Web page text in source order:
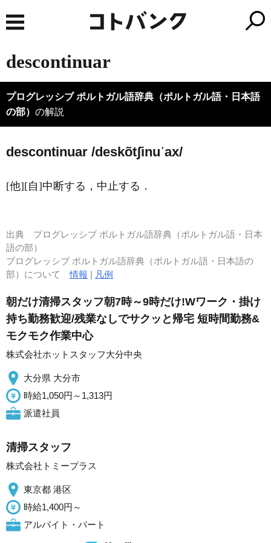
descontinuar
プログレッシブ ポルトガル語辞典（ポルトガル語・日本語
の部） の解説
descontinuar /deskõtʃinuˈax/
[他][自]中断する，中止する．
出典 プログレッシブ ポルトガル語辞典（ポルトガル語・日本
語の部）
プログレッシブ ポルトガル語辞典（ポルトガル語・日本語の
部）について情報 | 凡例
朝だけ清掃スタッフ朝7時～9時だけ!Wワーク・掛け
持ち勤務歓迎/残業なしでサクッと帰宅 短時間勤務&
モクモク作業中心
株式会社ホットスタッフ大分中央
大分県 大分市
時給1,050円～1,313円
派遣社員
清掃スタッフ
株式会社トミープラス
東京都 港区
時給1,400円～
アルバイト・パート